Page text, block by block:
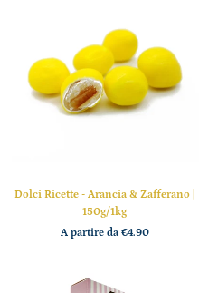
Dolci Ricette - Arancia & Zafferano |
150g/1kg
A partire da €4.90